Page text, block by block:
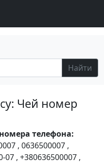
Найти
Чей номер
телефона:
, 0636500007 ,
07 , +380636500007 ,